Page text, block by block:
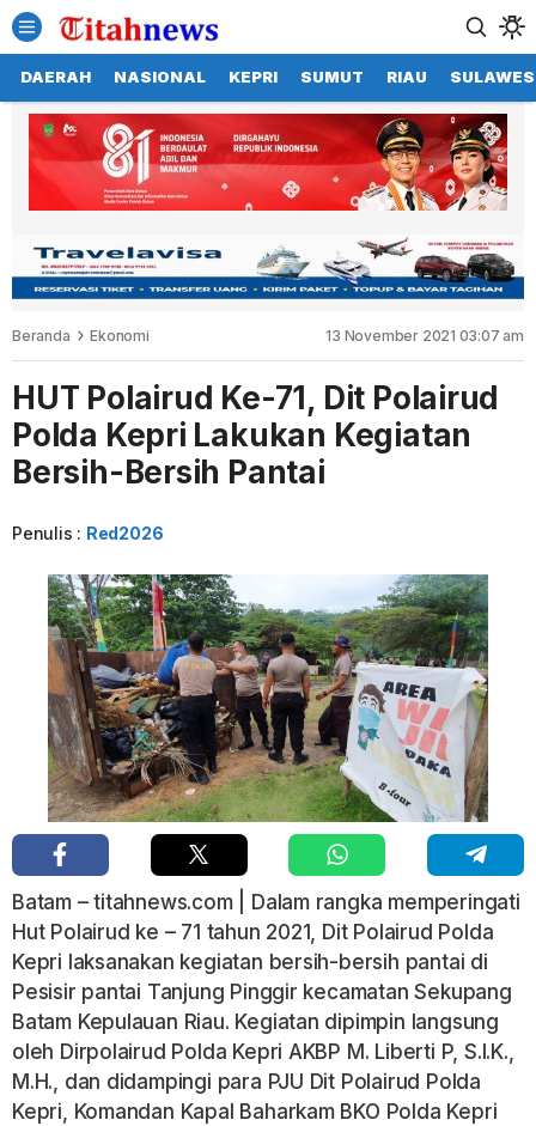
DAERAH NASIONAL KEPRI SUMUT RIAU
Beranda Ekonomi 13 November 2021 03:07 am
HUT Polairud Ke-71, Dit Polairud
Polda Kepri Lakukan Kegiatan
Bersih-Bersih Pantai
Penulis : Red2026
Batam – titahnews.com | Dalam rangka memperingati
Hut Polairud ke – 71 tahun 2021, Dit Polairud Polda
Kepri laksanakan kegiatan bersih-bersih pantai di
Pesisir pantai Tanjung Pinggir kecamatan Sekupang
Batam Kepulauan Riau. Kegiatan dipimpin langsung
oleh Dirpolairud Polda Kepri AKBP M. Liberti P, S.I.K.,
M.H., dan didampingi para PJU Dit Polairud Polda
Kepri, Komandan Kapal Baharkam BKO Polda Kepri